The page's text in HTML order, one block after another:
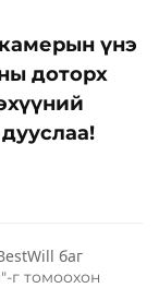
үнэ
доторх
баг
г томоохон